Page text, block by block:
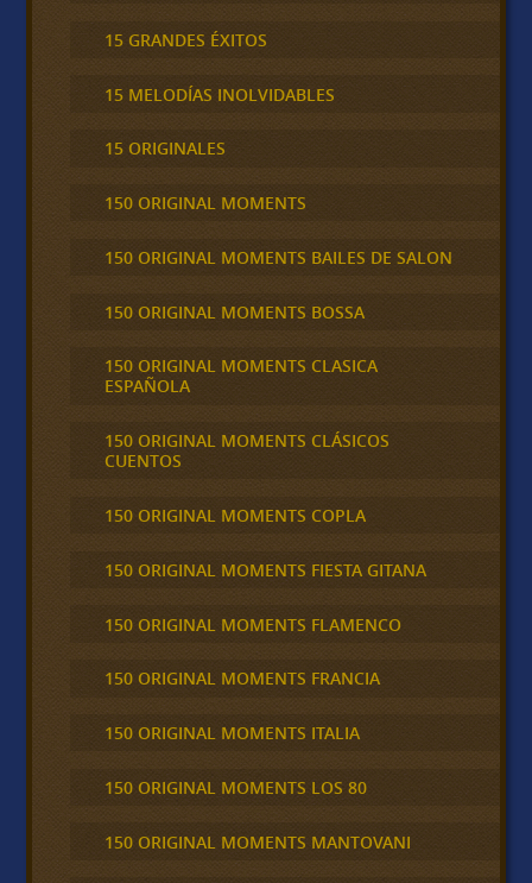
15 GRANDES ÉXITOS
15 MELODÍAS INOLVIDABLES
15 ORIGINALES
150 ORIGINAL MOMENTS
150 ORIGINAL MOMENTS BAILES DE SALON
150 ORIGINAL MOMENTS BOSSA
150 ORIGINAL MOMENTS CLASICA
ESPAÑOLA
150 ORIGINAL MOMENTS CLÁSICOS
CUENTOS
150 ORIGINAL MOMENTS COPLA
150 ORIGINAL MOMENTS FIESTA GITANA
150 ORIGINAL MOMENTS FLAMENCO
150 ORIGINAL MOMENTS FRANCIA
150 ORIGINAL MOMENTS ITALIA
150 ORIGINAL MOMENTS LOS 80
150 ORIGINAL MOMENTS MANTOVANI